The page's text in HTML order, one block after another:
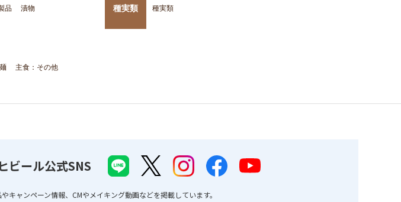
品 漬物 種実類 種実類
麺 主食：その他
ビール公式SNS
キャンペーン情報、CMやメイキング動画などを掲載しています。